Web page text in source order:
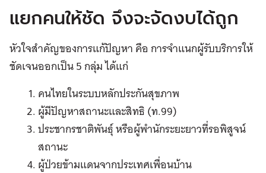
แยกคนให้ชัด จึงจะจัดงบได้ถูก
หัวใจสำคัญของการแก้ปัญหา คือ การจำแนกผู้รับบริการให้
ชัดเจนออกเป็น 5 กลุ่ม ได้แก่
คนไทยในระบบหลักประกันสุขภาพ
ผู้มีปัญหาสถานะและสิทธิ (ท.99)
ประชากรชาติพันธุ์ หรือผู้พำนักระยะยาวที่รอพิสูจน์
สถานะ
ผู้ป่วยข้ามแดนจากประเทศเพื่อนบ้าน